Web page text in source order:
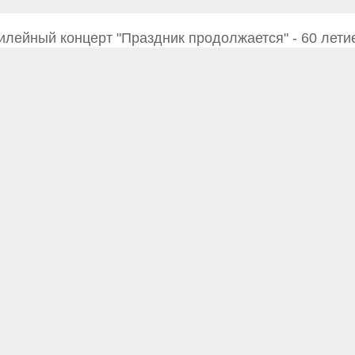
концерт "Праздник продолжается" - 60